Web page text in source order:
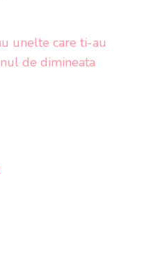
unelte care ti-au
de dimineata